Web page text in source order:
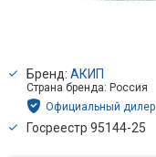
Бренд: АКИП
Страна бренда: Россия
Официальный дилер
Госреестр 95144-25